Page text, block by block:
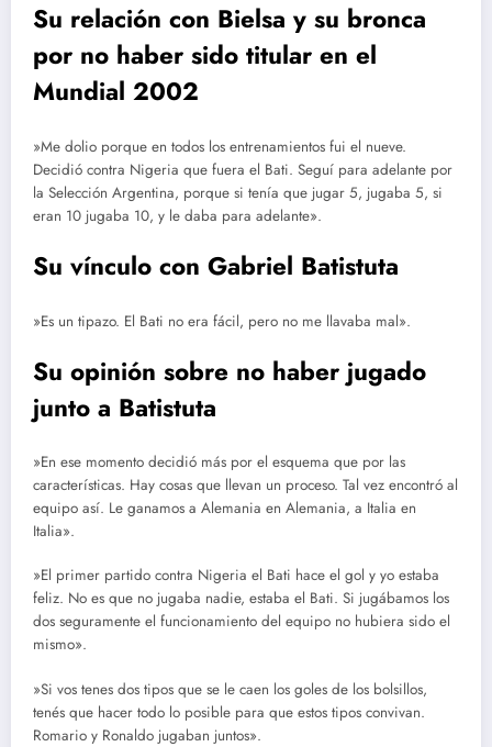
Su relación con Bielsa y su bronca
por no haber sido titular en el
Mundial 2002
»Me dolio porque en todos los entrenamientos fui el nueve.
Decidió contra Nigeria que fuera el Bati. Seguí para adelante por
la Selección Argentina, porque si tenía que jugar 5, jugaba 5, si
eran 10 jugaba 10, y le daba para adelante».
Su vínculo con Gabriel Batistuta
»Es un tipazo. El Bati no era fácil, pero no me llavaba mal».
Su opinión sobre no haber jugado
junto a Batistuta
»En ese momento decidió más por el esquema que por las
características. Hay cosas que llevan un proceso. Tal vez encontró al
equipo así. Le ganamos a Alemania en Alemania, a Italia en
Italia».
»El primer partido contra Nigeria el Bati hace el gol y yo estaba
feliz. No es que no jugaba nadie, estaba el Bati. Si jugábamos los
dos seguramente el funcionamiento del equipo no hubiera sido el
mismo».
»Si vos tenes dos tipos que se le caen los goles de los bolsillos,
tenés que hacer todo lo posible para que estos tipos convivan.
Romario y Ronaldo jugaban juntos».